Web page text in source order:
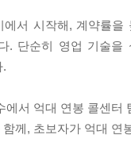
은 매우 중요하다. 목
감도 없다. 요즘 욜로
무언가 할 때, 삶의 질
서 시작해, 계약률
. 단순히 영업 기술
.
에서 억대 연봉 콜센
께, 초보자가 억대